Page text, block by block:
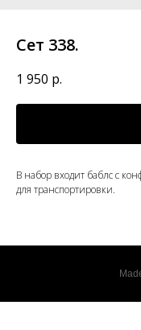
Сет 338.
1 950 р.
В набор входит баблс с
для транспортировки.